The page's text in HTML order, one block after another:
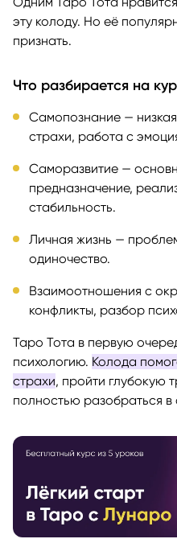
эту колоду. Но её
признать.
Что разбирается на
Самопознание —
страхи, работа с
Саморазвитие —
предназначение,
стабильность.
Личная жизнь —
одиночество.
Взаимоотношения с
конфликты, разбор
Таро Тота в первую
психологию. Колода
страхи, пройти глубокую
полностью разобраться